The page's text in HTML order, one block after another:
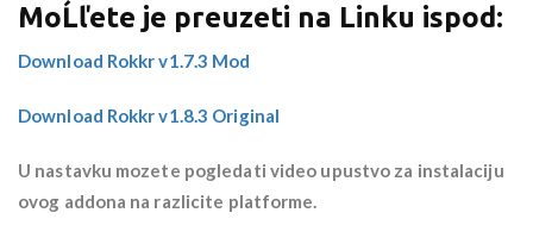
MoĹľete je preuzeti na Linku ispod:
Download Rokkr v1.7.3 Mod
Download Rokkr v1.8.3 Original
U nastavku mozete pogledati video upustvo za instalaciju
ovog addona na razlicite platforme.